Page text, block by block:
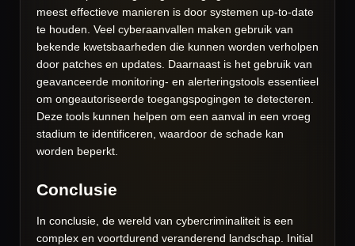
meest effectieve manieren is door systemen up-to-date
te houden. Veel cyberaanvallen maken gebruik van
bekende kwetsbaarheden die kunnen worden verholpen
door patches en updates. Daarnaast is het gebruik van
geavanceerde monitoring- en alerteringstools essentieel
om ongeautoriseerde toegangspogingen te detecteren.
Deze tools kunnen helpen om een aanval in een vroeg
stadium te identificeren, waardoor de schade kan
worden beperkt.
Conclusie
In conclusie, de wereld van cybercriminaliteit is een
complex en voortdurend veranderend landschap. Initial